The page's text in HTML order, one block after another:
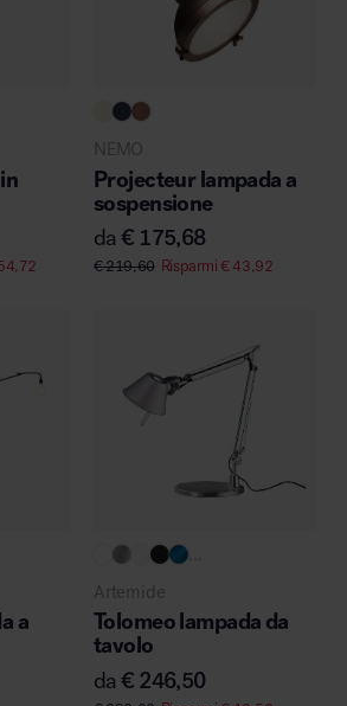
NEMO
Projecteur lampada a
sospensione
da€ 175,68
€219,60 Risparmi€43,92
a
Artemide
Tolomeo lampada da
tavolo
da€ 246,50